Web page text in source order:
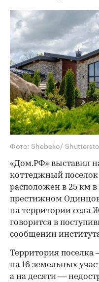
Фото: Shebeko/
«Дом.РФ» выставил
коттеджный поселок
расположен в 25 км
престижном
на территории села
говорится в
сообщении
Территория поселка
на 16 земельных
а на десяти —